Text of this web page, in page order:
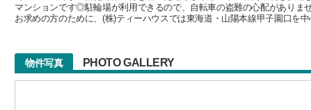
マンションです◎駐輪場が利用できるので、自転車の盗難の心配があり
お求めの方のために、(株)ティーハウスでは東海道・山陽本線甲子園口を
物件写真 PHOTO GALLERY